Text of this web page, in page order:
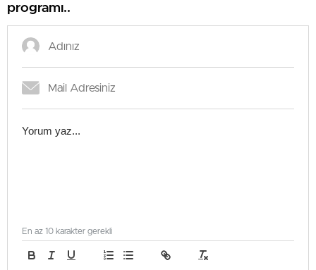
programı..
En az 10 karakter gerekli